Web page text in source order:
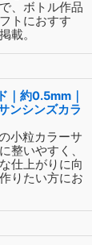
、ボトル作品
トにおすす
載。
｜約0.5mm｜
ンシンズカラ
小粒カラーサ
整いやすく、
仕上がりに向
りたい方にお